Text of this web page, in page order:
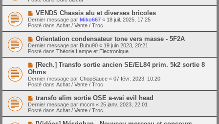
e
s
s
a
g
e
v
e
u
m
e
s
s
a
g
e
N
o
u
v
a
u
m
e
s
a
g
e
VENDS Chassis alu et diverses bricoles
Dernier message par Miko667 « 18 juil. 2025, 17:25
Posté dans Achat / Vente / Troc
N
o
u
v
e
u
m
e
s
s
a
g
e
Orientation condensateur tone vers masse - 5F2A
Dernier message par Bubu90 « 19 juin 2023, 20:21
Posté dans Théorie Lampe et Electronique
N
o
u
v
e
a
u
m
e
s
s
[Rech.] Transfo sortie ancien SE/EL84 prim. 5k2 sortie 8
Ohms
Dernier message par ChopSauce « 07 févr. 2023, 10:20
Posté dans Achat / Vente / Troc
N
o
u
v
e
transfo alim sortie OSE a-wai evil head
Dernier message par mccm « 25 janv. 2023, 22:01
Posté dans Achat / Vente / Troc
N